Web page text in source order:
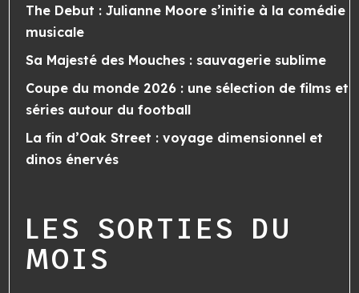
The Debut : Julianne Moore s’initie à la comédie
musicale
Sa Majesté des Mouches : sauvagerie sublime
Coupe du monde 2026 : une sélection de films et
séries autour du football
La fin d’Oak Street : voyage dimensionnel et
dinos énervés
LES SORTIES DU
MOIS